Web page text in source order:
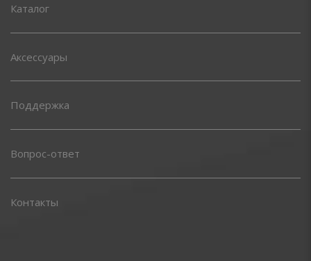
Каталог
Аксессуары
Поддержка
Вопрос-ответ
Контакты